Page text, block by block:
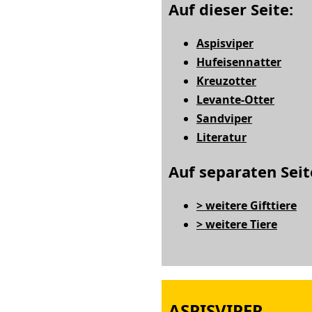
Auf dieser Seite:
Aspisviper
Hufeisennatter
Kreuzotter
Levante-Otter
Sandviper
Literatur
Auf separaten
> weitere Gifttiere
> weitere Tiere